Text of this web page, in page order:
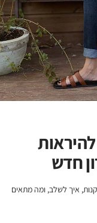
חדש
איך לשלב, ומה מתאים